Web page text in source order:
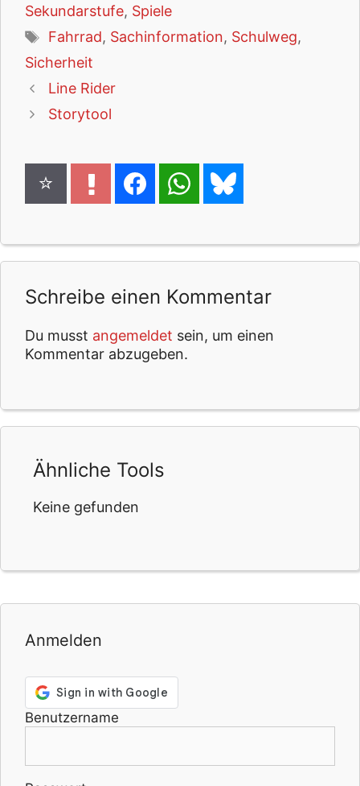
Sekundarstufe, Spiele
Schlagwörter
Fahrrad, Sachinformation, Schulweg,
Sicherheit
Line Rider
Storytool
Schreibe einen Kommentar
Du musst angemeldet sein, um einen
Kommentar abzugeben.
Ähnliche Tools
Keine gefunden
Anmelden
Benutzername